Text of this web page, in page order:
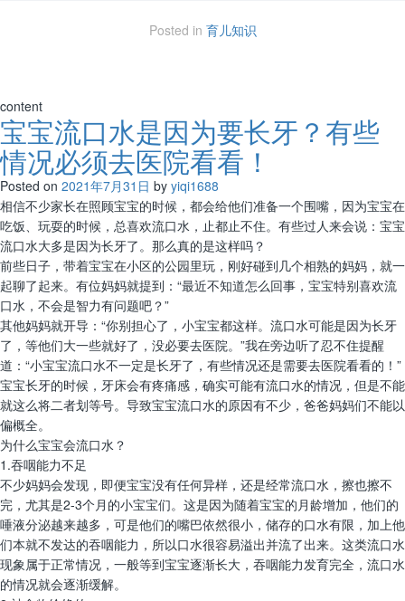
Posted in 育儿知识
content
宝宝流口水是因为要长牙？有些
情况必须去医院看看！
Posted on 2021年7月31日 by yiqi1688
相信不少家长在照顾宝宝的时候，都会给他们准备一个围嘴，因为宝宝在
吃饭、玩耍的时候，总喜欢流口水，止都止不住。有些过人来会说：宝宝
流口水大多是因为长牙了。那么真的是这样吗？
前些日子，带着宝宝在小区的公园里玩，刚好碰到几个相熟的妈妈，就一
起聊了起来。有位妈妈就提到：“最近不知道怎么回事，宝宝特别喜欢流
口水，不会是智力有问题吧？”
其他妈妈就开导：“你别担心了，小宝宝都这样。流口水可能是因为长牙
了，等他们大一些就好了，没必要去医院。”我在旁边听了忍不住提醒
道：“小宝宝流口水不一定是长牙了，有些情况还是需要去医院看看的！”
宝宝长牙的时候，牙床会有疼痛感，确实可能有流口水的情况，但是不能
就这么将二者划等号。导致宝宝流口水的原因有不少，爸爸妈妈们不能以
偏概全。
为什么宝宝会流口水？
1.吞咽能力不足
不少妈妈会发现，即便宝宝没有任何异样，还是经常流口水，擦也擦不
完，尤其是2-3个月的小宝宝们。这是因为随着宝宝的月龄增加，他们的
唾液分泌越来越多，可是他们的嘴巴依然很小，储存的口水有限，加上他
们本就不发达的吞咽能力，所以口水很容易溢出并流了出来。这类流口水
现象属于正常情况，一般等到宝宝逐渐长大，吞咽能力发育完全，流口水
的情况就会逐渐缓解。